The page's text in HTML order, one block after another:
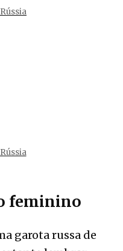
feminino
garota russa de